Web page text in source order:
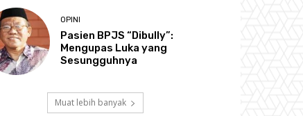
OPINI
Pasien BPJS “Dibully”:
Mengupas Luka yang
Sesungguhnya
Muat lebih banyak